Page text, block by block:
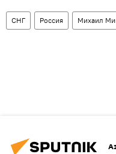
СНГ Россия Михаил